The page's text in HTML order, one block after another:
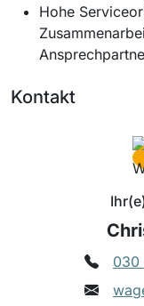
Hohe
Kontakt
030